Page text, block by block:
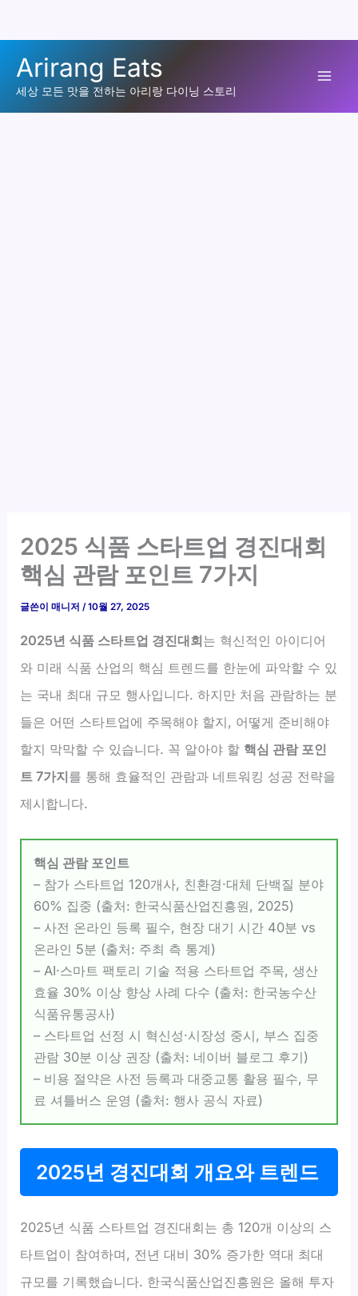
로
Arirang Eats
세상 모든 맛을 전하는 아리랑 다이닝 스토리
2025 식품 스타트업 경진대회
핵심 관람 포인트 7가지
글쓴이매니저/10월 27, 2025
2025년 식품 스타트업 경진대회는 혁신적인 아이디어
와 미래 식품 산업의 핵심 트렌드를 한눈에 파악할 수 있
는 국내 최대 규모 행사입니다. 하지만 처음 관람하는 분
들은 어떤 스타트업에 주목해야 할지, 어떻게 준비해야
할지 막막할 수 있습니다. 꼭 알아야 할 핵심 관람 포인
트 7가지를 통해 효율적인 관람과 네트워킹 성공 전략을
제시합니다.
핵심 관람 포인트
– 참가 스타트업 120개사, 친환경·대체 단백질 분야
60% 집중 (출처: 한국식품산업진흥원, 2025)
– 사전 온라인 등록 필수, 현장 대기 시간 40분 vs
온라인 5분 (출처: 주최 측 통계)
– AI·스마트 팩토리 기술 적용 스타트업 주목, 생산
효율 30% 이상 향상 사례 다수 (출처: 한국농수산
식품유통공사)
– 스타트업 선정 시 혁신성·시장성 중시, 부스 집중
관람 30분 이상 권장 (출처: 네이버 블로그 후기)
– 비용 절약은 사전 등록과 대중교통 활용 필수, 무
료 셔틀버스 운영 (출처: 행사 공식 자료)
2025년 경진대회 개요와 트렌드
2025년 식품 스타트업 경진대회는 총 120개 이상의 스
타트업이 참여하며, 전년 대비 30% 증가한 역대 최대
규모를 기록했습니다. 한국식품산업진흥원은 올해 투자